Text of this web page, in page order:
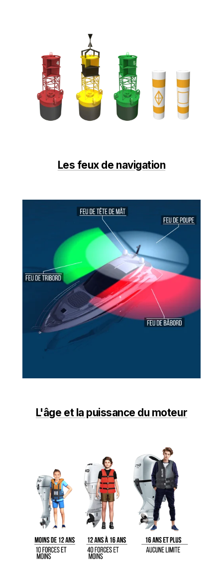
Les feux de navigation
L'âge et la puissance du moteur